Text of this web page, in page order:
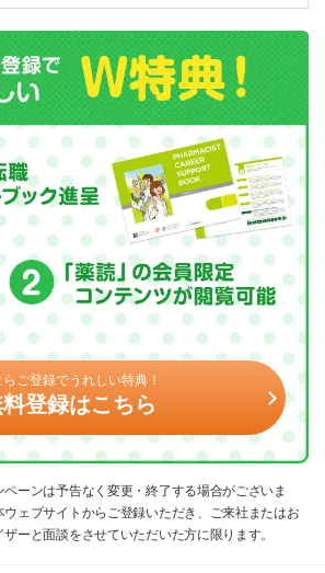
ご登録でうれしい特典！
登録はこちら
ーンは予告なく変更・終了する場合がございま
ェブサイトからご登録いただき、ご来社またはお
ーと面談をさせていただいた方に限ります。